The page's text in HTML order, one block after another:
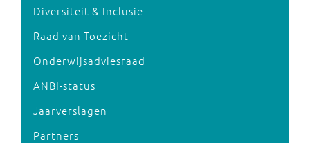
Diversiteit & Inclusie
Raad van Toezicht
Onderwijsadviesraad
ANBI-status
Jaarverslagen
Partners